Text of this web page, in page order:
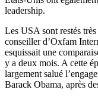
leadership.
Les USA sont restés
conseiller d’Oxfam
esquissait une
y a deux mois. A cette
largement salué
Barack Obama, après